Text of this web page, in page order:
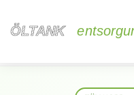
ÖLTANK
ÖLTANK